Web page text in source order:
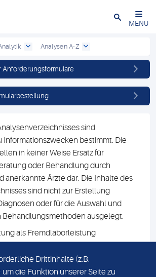
Schließen
MENU
Analysen A-Z
Anforderungsformulare
sind
Informationszwecken bestimmt. Die
in keiner Weise Ersatz für
oder Behandlung durch
anerkannte Ärzte dar. Die Inhalte des
sind nicht zur Erstellung
oder für die Auswahl und
ausgelegt.
als Fremdlaborleistung
mit. Mit der Beauftragung der
erklären Sie sich mit dieser
Drittinhalte (z.B.
die Funktion unserer Seite zu